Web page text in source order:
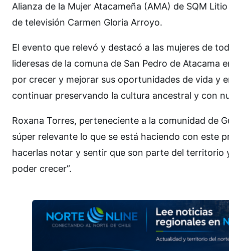
Alianza de la Mujer Atacameña (AMA) de SQM
de televisión Carmen Gloria Arroyo.
El evento que relevó y destacó a las mujeres de
lideresas de la comuna de San Pedro de Atacama
por crecer y mejorar sus oportunidades de vida y
continuar preservando la cultura ancestral y con
Roxana Torres, perteneciente a la comunidad de
súper relevante lo que se está haciendo con este
hacerlas notar y sentir que son parte del territorio
poder crecer”.